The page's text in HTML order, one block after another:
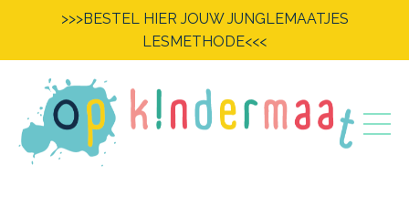
>>>BESTEL HIER JOUW JUNGLEMAATJES
LESMETHODE<<<